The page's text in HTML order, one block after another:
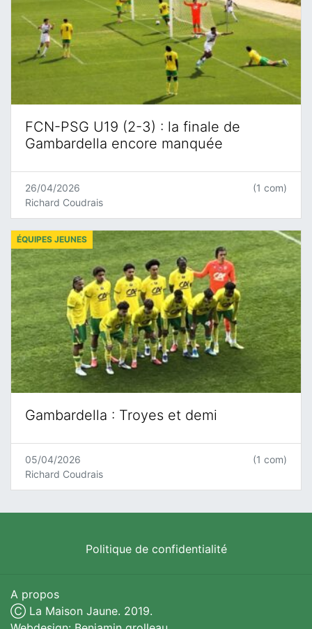
FCN-PSG U19 (2-3) : la finale de
Gambardella encore manquée
26/04/2026
Richard Coudrais
(1 com)
Gambardella : Troyes et demi
ÉQUIPES JEUNES
05/04/2026
Richard Coudrais
(1 com)
Politique de confidentialité
A propos
Ⓒ La Maison Jaune. 2019.